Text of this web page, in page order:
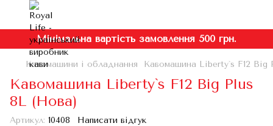
Мінімальна вартість замовлення 500 грн.
Кавомашини і обладнання Кавомашина Liberty`s F12 Big
Кавомашина Liberty`s F12 Big Plus
8L (Нова)
Артикул: 10408 Написати відгук